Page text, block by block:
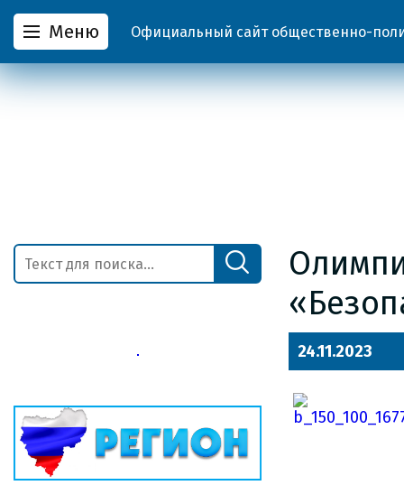
Меню Официальный сайт общественно-
24.11.2023